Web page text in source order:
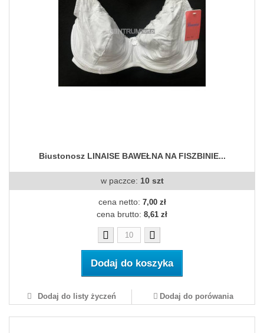
Biustonosz LINAISE BAWEŁNA NA FISZBINIE...
w paczce: 10 szt
cena netto: 7,00 zł
cena brutto: 8,61 zł
Dodaj do koszyka
Dodaj do listy życzeń Dodaj do porówania